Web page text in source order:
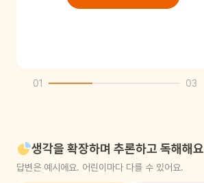
01 03
생각을 확장하며 추론하고 독해해요
답변은 예시에요. 어린이마다 다를 수 있어요.